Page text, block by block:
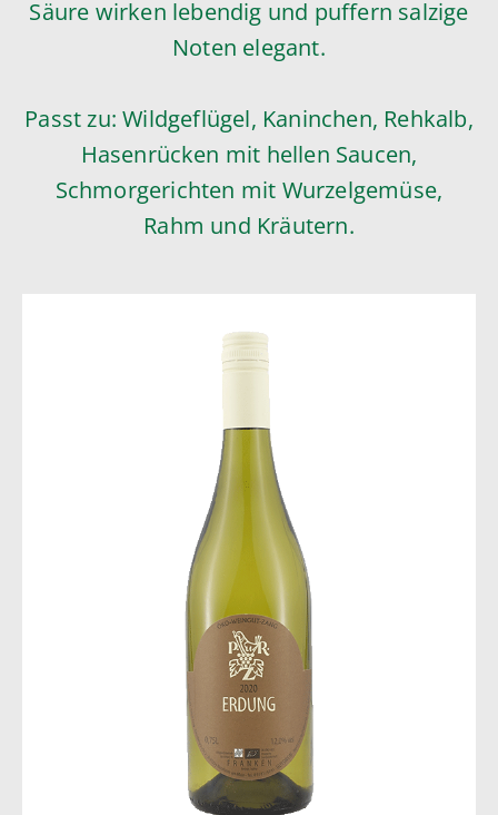
Säure wirken lebendig und puffern salzige
Noten elegant.
Passt zu: Wildgeflügel, Kaninchen, Rehkalb,
Hasenrücken mit hellen Saucen,
Schmorgerichten mit Wurzelgemüse,
Rahm und Kräutern.